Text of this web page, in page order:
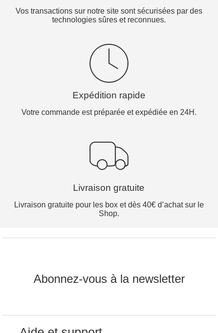
Vos transactions sur notre site sont sécurisées par des
technologies sûres et reconnues.
Expédition rapide
Votre commande est préparée et expédiée en 24H.
Livraison gratuite
Livraison gratuite pour les box et dès 40€ d’achat sur le
Shop.
Abonnez-vous à la newsletter